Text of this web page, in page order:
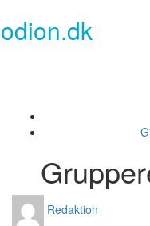
to
content
odion.dk
Redaktion